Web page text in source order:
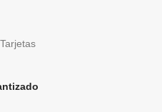
somos los fabricantes. De alta